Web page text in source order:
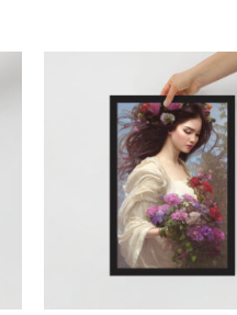
Rango
de
precios:
desde
34,00 €
hasta
78,00 €